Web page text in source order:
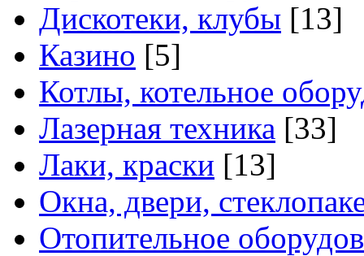
Дискотеки, клубы [13]
Казино [5]
Котлы, котельное
Лазерная техника [33]
Лаки, краски [13]
Окна, двери,
Отопительное